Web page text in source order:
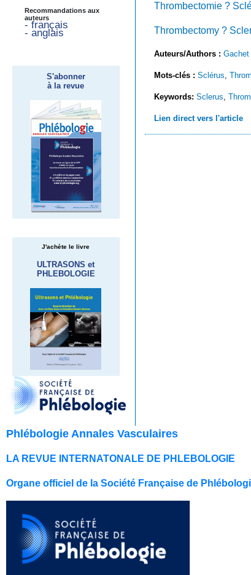
Recommandations aux
auteurs
- français
- anglais
S'abonner
à la revue
J'achète le livre
ULTRASONS et
PHLEBOLOGIE
Thrombectomie ?
Thrombectomy ?
Auteurs/Authors : Gachet
Mots-clés : Sclérus,
Keywords: Sclerus,
Lien direct vers l'article
Phlébologie Annales Vasculaires
LA REVUE INTERNATONALE DE PHLEBOLOGIE
Organe officiel de la Société Française de